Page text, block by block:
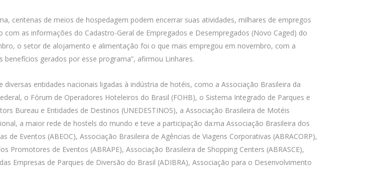
centenas de meios de hospedagem podem encerrar suas atividades, milhares de empregos
as informações do Cadastro-Geral de Empregados e Desempregados (Novo Caged) do
o setor de alojamento e alimentação foi o que mais empregou em novembro, com a
gerados por esse programa”, afirmou Linhares.
entidades nacionais ligadas à indústria de hotéis, como a Associação Brasileira da
o Fórum de Operadores Hoteleiros do Brasil (FOHB), o Sistema Integrado de Parques e
Bureau e Entidades de Destinos (UNEDESTINOS), a Associação Brasileira de Motéis
a maior rede de hostels do mundo e teve a participação da:ma Associação Brasileira dos
de Eventos (ABEOC), Associação Brasileira de Agências de Viagens Corporativas (ABRACORP),
Promotores de Eventos (ABRAPE), Associação Brasileira de Shopping Centers (ABRASCE),
Empresas de Parques de Diversão do Brasil (ADIBRA), Associação para o Desenvolvimento